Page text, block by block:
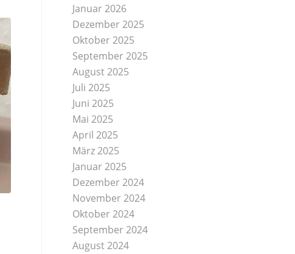
Januar 2026
Dezember 2025
Oktober 2025
September 2025
August 2025
Juli 2025
Juni 2025
Mai 2025
April 2025
März 2025
Januar 2025
Dezember 2024
November 2024
Oktober 2024
September 2024
August 2024